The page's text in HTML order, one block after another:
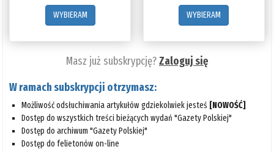
WYBIERAM
WYBIERAM
Masz już subskrypcję?Zaloguj się
W ramach subskrypcji otrzymasz:
Możliwość odsłuchiwania artykułów gdziekolwiek jesteś [NOWOŚĆ]
Dostęp do wszystkich treści bieżących wydań "Gazety Polskiej"
Dostęp do archiwum "Gazety Polskiej"
Dostęp do felietonów on-line